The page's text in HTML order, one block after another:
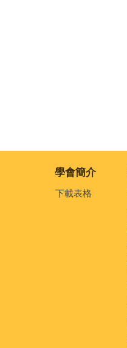
學會簡介
下載表格